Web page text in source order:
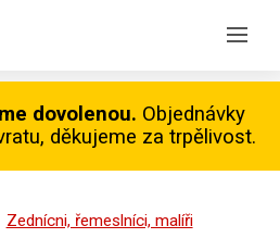
dovolenou. Objednávky
děkujeme za trpělivost.
Zednícni, řemeslníci, malíři